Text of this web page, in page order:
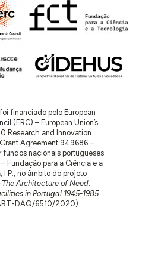
financiado pelo European
(ERC) – European Union’s
Research and Innovation
Agreement 949686 –
fundos nacionais portugueses
Fundação para a Ciência e a
I.P., no âmbito do projeto
Architecture of Need:
in Portugal 1945-1985
DAQ/6510/2020).